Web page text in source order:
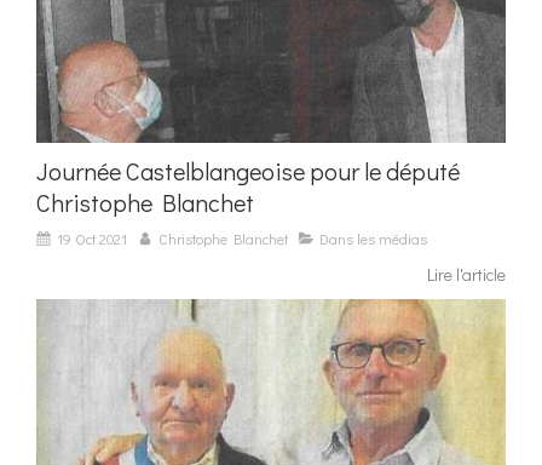
Journée Castelblangeoise pour le député
Christophe Blanchet
19 Oct 2021 Christophe Blanchet Dans les médias
Lire l'article